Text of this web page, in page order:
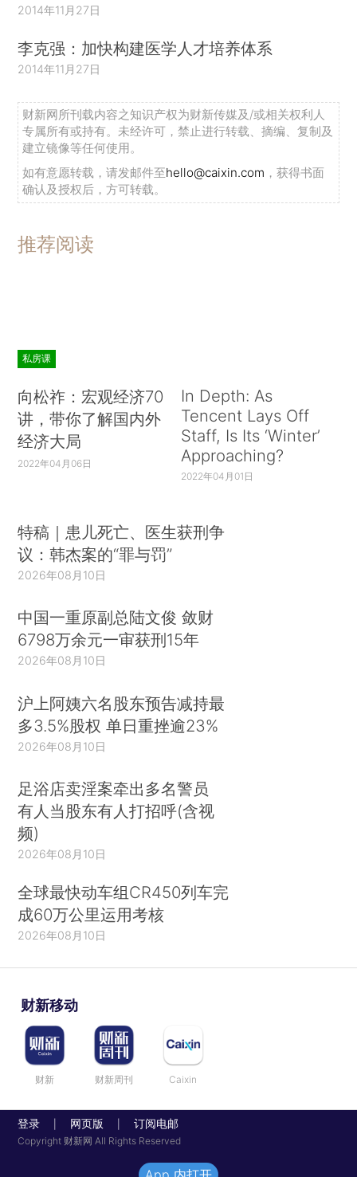
2014年11月27日
李克强：加快构建医学人才培养体系
2014年11月27日
财新网所刊载内容之知识产权为财新传媒及/或相关权利人
专属所有或持有。未经许可，禁止进行转载、摘编、复制及
建立镜像等任何使用。
如有意愿转载，请发邮件至hello@caixin.com ，获得书面
确认及授权后，方可转载。
推荐阅读
私房课
向松祚：宏观经济70
讲，带你了解国内外
经济大局
2022年04月06日
In Depth: As
Tencent Lays Off
Staff, Is Its ‘Winter’
Approaching?
2022年04月01日
特稿｜患儿死亡、医生获刑争
议：韩杰案的“罪与罚”
2026年08月10日
中国一重原副总陆文俊 敛财
6798万余元一审获刑15年
2026年08月10日
沪上阿姨六名股东预告减持最
多3.5%股权 单日重挫逾23%
2026年08月10日
足浴店卖淫案牵出多名警员
有人当股东有人打招呼(含视
频)
2026年08月10日
全球最快动车组CR450列车完
成60万公里运用考核
2026年08月10日
财新移动
财新 财新周刊 Caixin
登录 网页版 订阅电邮
Copyright 财新网 All Rights Reserved